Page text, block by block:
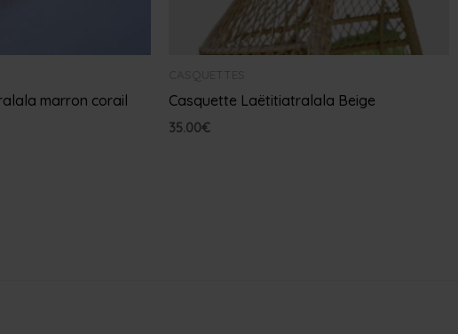
marron corail Casquette Laëtitiatralala Beige
35.00€